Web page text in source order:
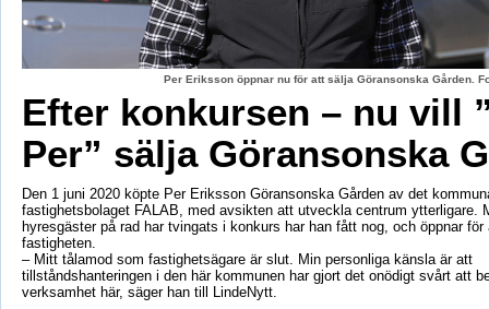
Per Eriksson öppnar nu för att sälja Göransonska Gården.
Efter konkursen – nu vill
Per” sälja Göransonska
Den 1 juni 2020 köpte Per Eriksson Göransonska Gården av det
fastighetsbolaget FALAB, med avsikten att utveckla centrum ytterligare.
hyresgäster på rad har tvingats i konkurs har han fått nog, och öppnar för
fastigheten.
– Mitt tålamod som fastighetsägare är slut. Min personliga känsla är att
tillståndshanteringen i den här kommunen har gjort det onödigt svårt att
verksamhet här, säger han till LindeNytt.